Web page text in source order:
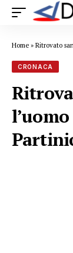
Home » Ritrovato
CRONACA